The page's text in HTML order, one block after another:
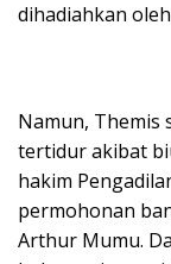
dihadiahkan
Namun, Themis
tertidur akibat
hakim
permohonan
Arthur Mumu.